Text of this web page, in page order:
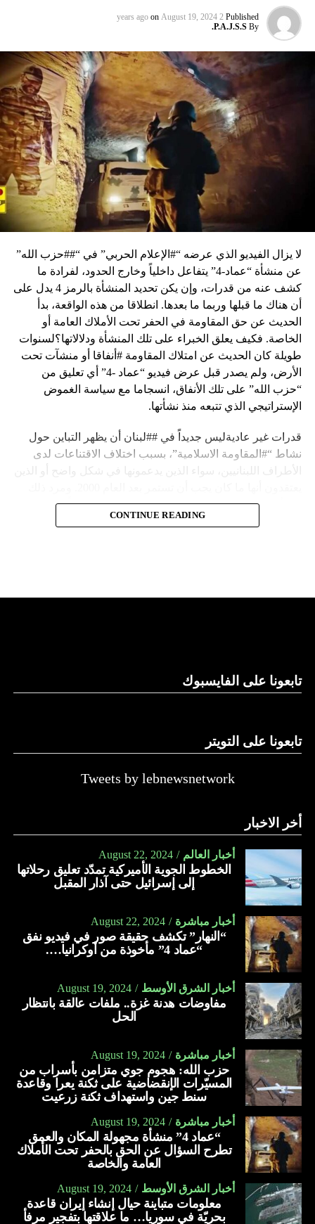
Published
2 years ago
on August 19, 2024
By
P.A.J.S.S.
لا يزال الفيديو الذي عرضه “#الإعلام الحربي” في “##حزب الله”
عن منشأة “عماد-4” يتفاعل داخلياً وخارج الحدود، لفرادة ما
كشف عنه من قدرات، وإن يكن تحديد المنشأة بالرمز 4 يدل على
أن هناك ما قبلها وربما ما بعدها. انطلاقا من هذه الواقعة، بدأ
الحديث عن حق المقاومة في الحفر تحت الأملاك العامة أو
الخاصة. فكيف يعلق الخبراء على تلك المنشأة ودلالاتها؟لسنوات
طويلة كان الحديث عن امتلاك المقاومة #أنفاقا أو منشآت تحت
الأرض، ولم يصدر قبل عرض فيديو “عماد -4” أي تعليق من
“حزب الله” على تلك الأنفاق، انسجاما مع سياسة الغموض
الإستراتيجي الذي تتبعه منذ نشأتها.
قدرات غير عاديةليس جديداً في ##لبنان أن يظهر التباين حول
نشاط “#المقاومة الاسلامية”، بسبب اختلاف الاقتناعات لدى
الأطراف اللبنانيين، سواء الذين يدعمونها في شكل واضح أو الذين
إلى أن المقاومة ضد الاحتلال الإسرائيلي لم تكن يوماً محط
إجماع داخلي، وإن كانت القوى اللبنانية المؤمنة بالصراع ضد
النهار
CONTINUE READING
تابعونا على الفايسبوك
تابعونا على التويتر
Tweets by lebnewsnetwork
أخر الاخبار
أخبار العالم August 22, 2024
الخطوط الجوية الأميركية تمدّد تعليق رحلاتها
إلى إسرائيل حتى آذار المقبل
أخبار مباشرة August 22, 2024
“النهار” تكشف حقيقة صور في فيديو نفق
“عماد 4” مأخوذة من أوكرانيا….
أخبار الشرق الأوسط August 19, 2024
مفاوضات هدنة غزة.. ملفات عالقة بانتظار
الحل
أخبار مباشرة August 19, 2024
حزب الله: هجوم جوي متزامن بأسراب من
المسيّرات الإنقضاضية على ثكنة يعرا وقاعدة
سنط جين واستهداف ثكنة زرعيت
أخبار مباشرة August 19, 2024
“عماد 4” منشأة مجهولة المكان والعمق
تطرح السؤال عن الحق بالحفر تحت الأملاك
العامة والخاصة
أخبار الشرق الأوسط August 19, 2024
معلومات متباينة حيال إنشاء إيران قاعدة
بحريّة في سوريا… ما علاقتها بتفجير مرفأ